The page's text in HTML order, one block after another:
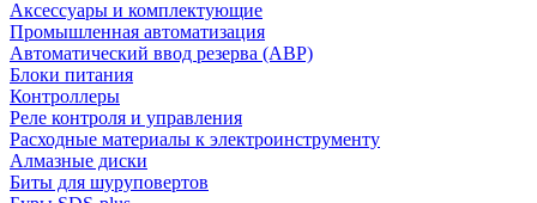
Аксессуары и комплектующие
Промышленная автоматизация
Автоматический ввод резерва (АВР)
Блоки питания
Контроллеры
Реле контроля и управления
Расходные материалы к электроинструменту
Алмазные диски
Биты для шуруповертов